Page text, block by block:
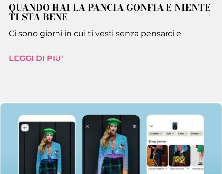
QUANDO HAI LA PANCIA GONFIA E NIENTE
TI STA BENE
Ci sono giorni in cui ti vesti senza pensarci e
LEGGI DI PIU'